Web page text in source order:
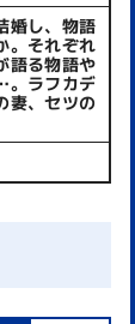
婚し、物語
。それぞれ
語る物語や
。ラフカデ
妻、セツの